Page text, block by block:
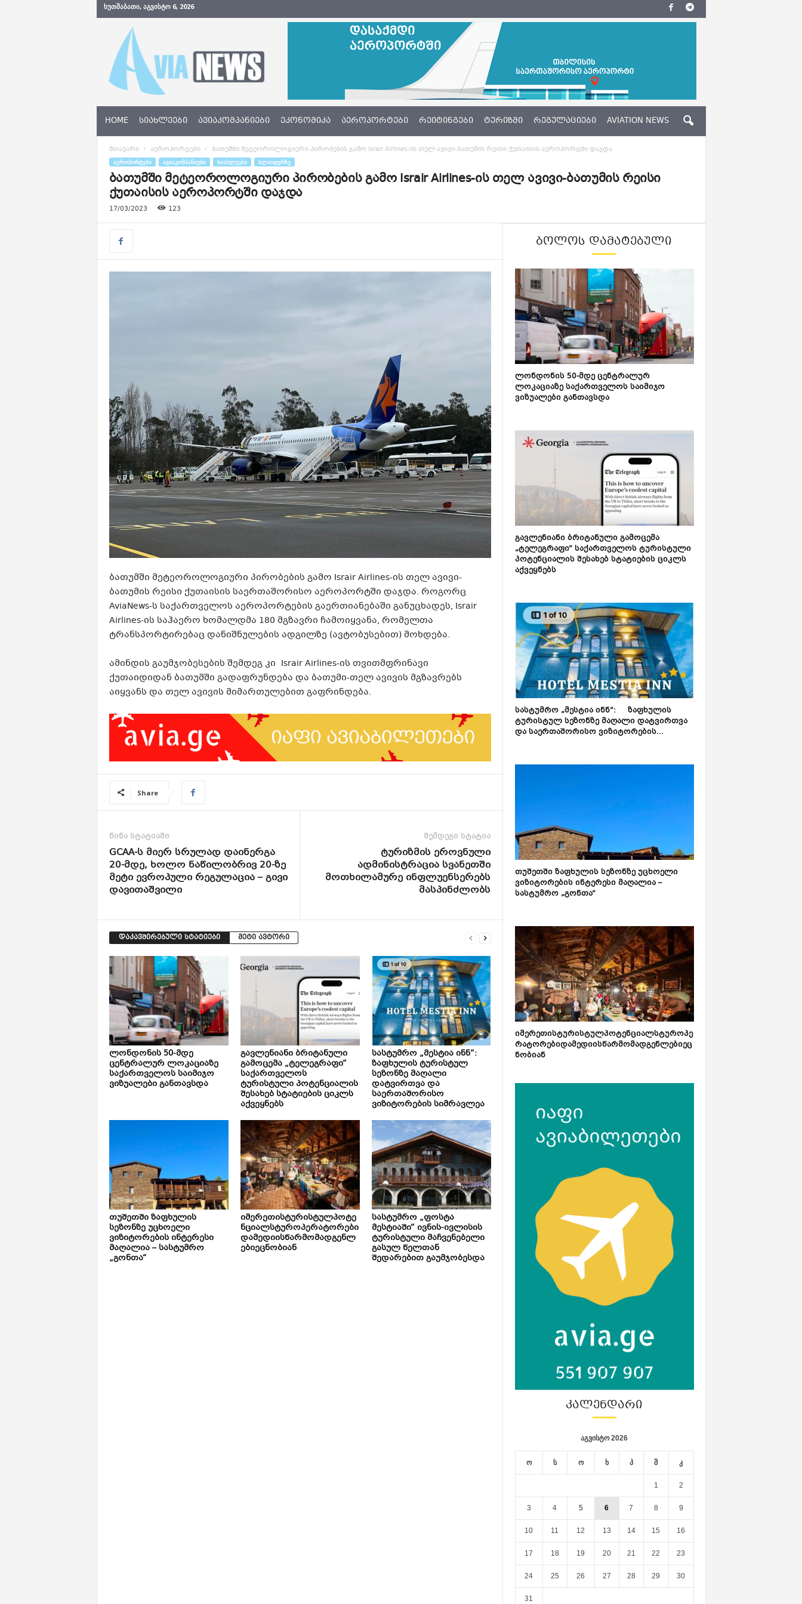
ᲮᲣᲗᲨᲐᲑᲐᲗᲘ, ᲐᲒᲕᲘᲡᲢᲝ 6, 2026
N
w
s
e
HOME ᲡᲘᲐᲮᲚᲔᲔᲑᲘ ᲐᲕᲘᲐᲙᲝᲛᲞᲐᲜᲘᲔᲑᲘ ᲔᲙᲝᲜᲝᲛᲘᲙᲐ ᲐᲔᲠᲝᲞᲝᲠᲢᲔᲑᲘ ᲠᲔᲘᲢᲘᲜᲒᲔᲑᲘ ᲢᲣᲠᲘᲖᲛᲘ ᲠᲔᲒᲣᲚᲐᲪᲘᲔᲑᲘ AVIATION NEWS
მთავარი აეროპორტები ბათუმში მეტეოროლოგიური პირობების გამო Israir Airlines-ის თელ ავივი-ბათუმის რეისი ქუთაისის აეროპორტში დაჯდა
ᲐᲔᲠᲝᲞᲝᲠᲢᲔᲑᲘ ᲐᲕᲘᲐᲙᲝᲛᲞᲐᲜᲘᲔᲑᲘ ᲡᲘᲐᲮᲚᲔᲔᲑᲘ ᲡᲚᲐᲘᲓᲔᲠᲖᲔ
ბათუმში მეტეოროლოგიური პირობების გამო Israir Airlines-ის თელ ავივი-ბათუმის რეისი
ქუთაისის აეროპორტში დაჯდა
17/03/2023 123
ბათუმში მეტეოროლოგიური პირობების გამო Israir Airlines-ის თელ ავივი-
ბათუმის რეისი ქუთაისის საერთაშორისო აეროპორტში დაჯდა. როგორც
AviaNews-ს საქართველოს აეროპორტების გაერთიანებაში განუცხადეს, Israir
Airlines-ის საჰაერო ხომალდმა 180 მგზავრი ჩამოიყვანა, რომელთა
ტრანსპორტირებაც დანიშნულების ადგილზე (ავტობუსებით) მოხდება.
ამინდის გაუმჯობესების შემდეგ კი Israir Airlines-ის თვითმფრინავი
ქუთაიდიდან ბათუმში გადაფრუნდება და ბათუმი-თელ ავივის მგზავრებს
აიყვანს და თელ ავივის მიმართულებით გაფრინდება.
Share
წინა სტატიაში
GCAA-ს მიერ სრულად დაინერგა
20-მდე, ხოლო ნაწილობრივ 20-ზე
მეტი ევროპული რეგულაცია – გივი
დავითაშვილი
შემდეგი სტატია
ტურიზმის ეროვნული
ადმინისტრაცია სვანეთში
მოთხილამურე ინფლუენსერებს
მასპინძლობს
დაკავშირებული სტატიები მეტი ავტორი
ლონდონის 50-მდე
ცენტრალურ ლოკაციაზე
საქართველოს საიმიჯო
ვიზუალები განთავსდა
გავლენიანი ბრიტანული
გამოცემა „ტელეგრაფი“
საქართველოს
ტურისტული პოტენციალის
შესახებ სტატიების ციკლს
აქვეყნებს
სასტუმრო „მესტია ინნ“:
ზაფხულის ტურისტულ
სეზონზე მაღალი
დატვირთვა და
საერთაშორისო
ვიზიტორების სიმრავლეა
თუშეთში ზაფხულის
სეზონზე უცხოელი
ვიზიტორების ინტერესი
მაღალია – სასტუმრო
„გონთა“
იმერეთისტურისტულპოტე
ნციალსტუროპერატორები
დამედიისწარმომადგენლ
ებიეცნობიან
სასტუმრო „ფოსტა
მესტიაში“ ივნის-ივლისის
ტურისტული მაჩვენებელი
გასულ წელთან
შედარებით გაუმჯობესდა
ᲑᲝᲚᲝᲡ ᲓᲐᲛᲐᲢᲔᲑᲣᲚᲘ
ლონდონის 50-მდე ცენტრალურ
ლოკაციაზე საქართველოს საიმიჯო
ვიზუალები განთავსდა
გავლენიანი ბრიტანული გამოცემა
„ტელეგრაფი“ საქართველოს ტურისტული
პოტენციალის შესახებ სტატიების ციკლს
აქვეყნებს
სასტუმრო „მესტია ინნ“: ზაფხულის
ტურისტულ სეზონზე მაღალი დატვირთვა
და საერთაშორისო ვიზიტორების...
თუშეთში ზაფხულის სეზონზე უცხოელი
ვიზიტორების ინტერესი მაღალია –
სასტუმრო „გონთა“
იმერეთისტურისტულპოტენციალსტუროპე
რატორებიდამედიისწარმომადგენლებიეც
ნობიან
ᲙᲐᲚᲔᲜᲓᲐᲠᲘ
აგვისტო 2026
ო ს ო ხ პ შ კ
1 2
3 4 5 6 7 8 9
10 11 12 13 14 15 16
17 18 19 20 21 22 23
24 25 26 27 28 29 30
31